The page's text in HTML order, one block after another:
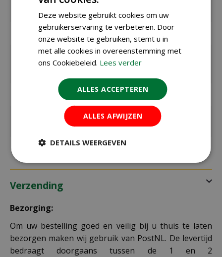
Merk ECOstyle
Inhoud 250 gram
Zaaien /
planten
maart t/m september
Geschikt voor gazon
12,5 m²
Verzending
Bezorging:
Om uw bestelling goed en veilig bij u thuis te laten
bezorgen maken wij gebruik van PostNL. De levertijd
bedraagt doorgaans tussen de 1 en 2
Deze website gebruikt cookies om uw
gebruikerservaring te verbeteren. Door
onze website te gebruiken, stemt u in
met alle cookies in overeenstemming met
ons Cookiebeleid. Lees verder
ALLES ACCEPTEREN
ALLES AFWIJZEN
DETAILS WEERGEVEN